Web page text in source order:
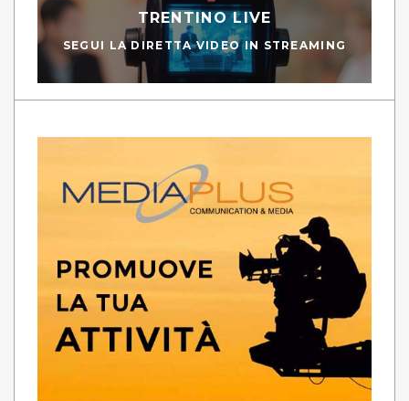
TRENTINO LIVE
SEGUI LA DIRETTA VIDEO IN STREAMING